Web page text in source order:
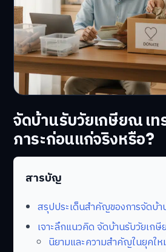
จัดบ้านรับวัยเกษียณ เท
ภาระก่อนแก่จริงหรือ?
สารบัญ
สรุปประเด็นสำคัญของการจัดบ้
เจาะลึกแนวคิด จัดบ้านรับวัยเก
นิยามและความสำคัญในยุคให